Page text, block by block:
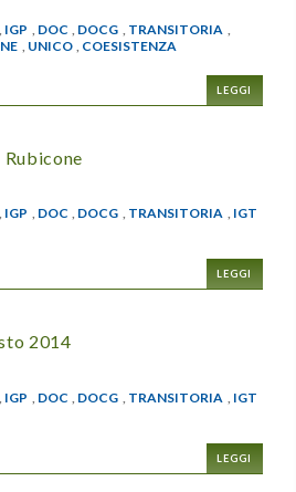
IGP DOC DOCG TRANSITORIA
UNICO COESISTENZA
LEGGI
, IGP , DOC , DOCG , TRANSITORIA , IGT
LEGGI
2014
IGP DOC DOCG TRANSITORIA
IGT
LEGGI